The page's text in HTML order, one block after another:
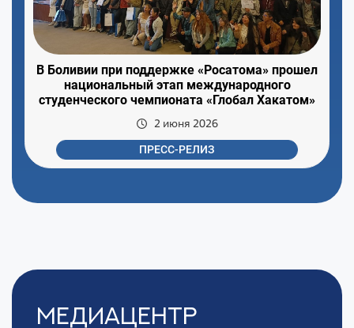
В Боливии при поддержке «Росатома» прошел
национальный этап международного
студенческого чемпионата «Глобал Хакатом»
2 июня 2026
ПРЕСС-РЕЛИЗ
Медиацентр